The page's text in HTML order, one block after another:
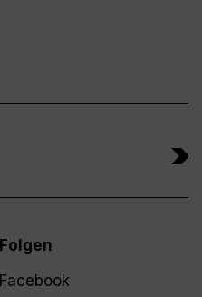
Folgen
Facebook